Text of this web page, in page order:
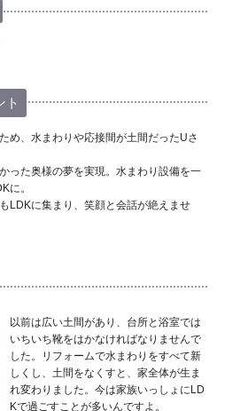
ト
め、水まわりや応接間が土間だったUさ
った奥様の夢を実現。水まわり設備を一
に。
LDKに集まり、笑顔と会話が絶えませ
以前は広い土間があり、台所と浴室では
いちいち靴をはかなければなりませんで
した。リフォームで水まわりをすべて新
しくし、土間をなくすと、家全体が生ま
れ変わりました。今は家族いっしょにLD
Kで過ごすことが多いんですよ。